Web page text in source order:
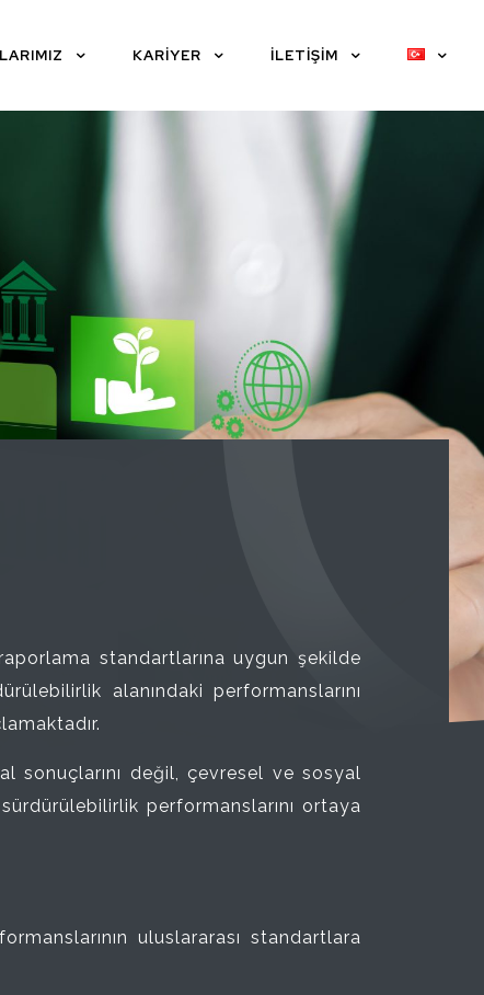
KARİYER İLETİŞİM
standartlarına uygun şekilde
alanındaki performanslarını
sonuçlarını değil, çevresel ve sosyal
performanslarını ortaya
uluslararası standartlara